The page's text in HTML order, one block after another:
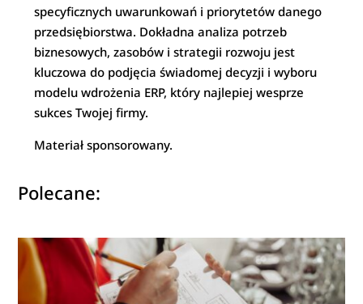
specyficznych uwarunkowań i priorytetów danego
przedsiębiorstwa. Dokładna analiza potrzeb
biznesowych, zasobów i strategii rozwoju jest
kluczowa do podjęcia świadomej decyzji i wyboru
modelu wdrożenia ERP, który najlepiej wesprze
sukces Twojej firmy.
Materiał sponsorowany.
Polecane: